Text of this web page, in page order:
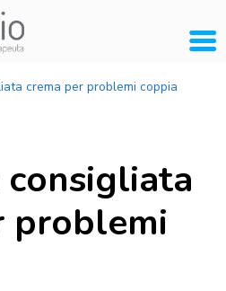
crema per problemi coppia
problemi